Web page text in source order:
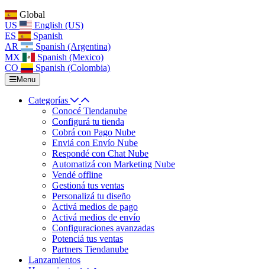
Global
US
English (US)
ES
Spanish
AR
Spanish (Argentina)
MX
Spanish (Mexico)
CO
Spanish (Colombia)
Menu
Categorías
Conocé Tiendanube
Configurá tu tienda
Cobrá con Pago Nube
Enviá con Envío Nube
Respondé con Chat Nube
Automatizá con Marketing Nube
Vendé offline
Gestioná tus ventas
Personalizá tu diseño
Activá medios de pago
Activá medios de envío
Configuraciones avanzadas
Potenciá tus ventas
Partners Tiendanube
Lanzamientos